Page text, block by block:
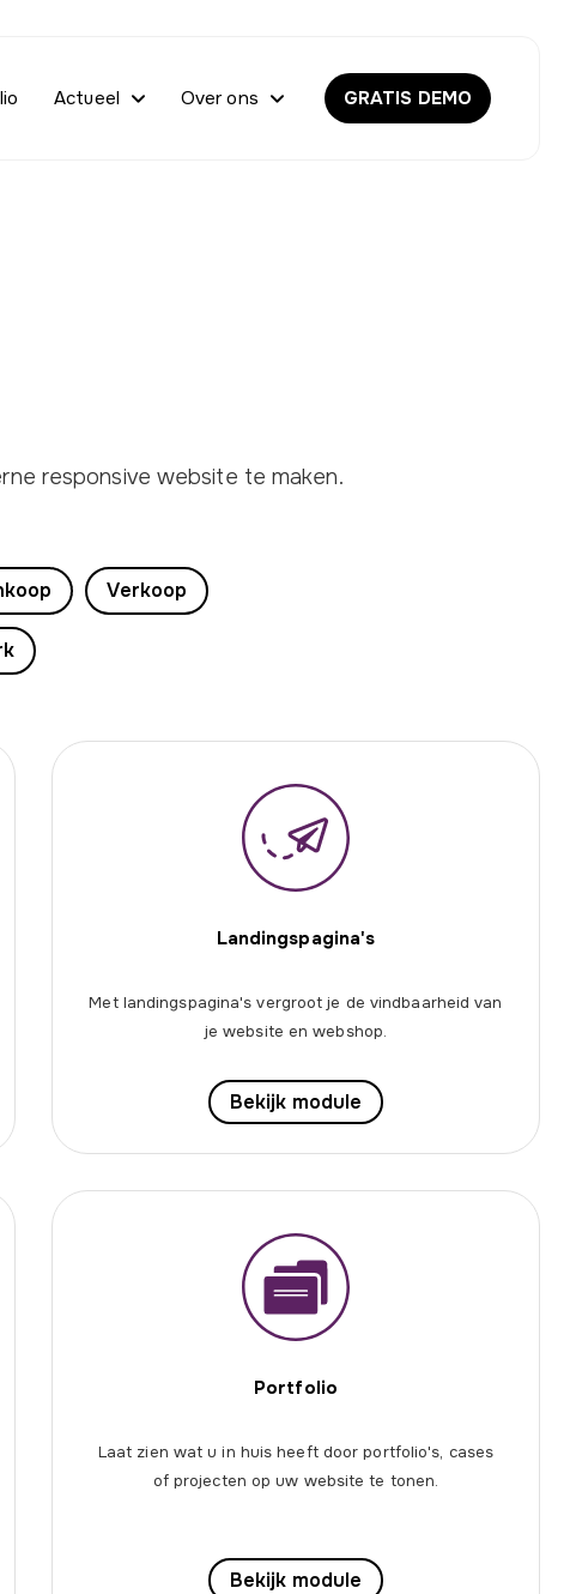
Actueel Over ons GRATIS DEMO
responsive website te maken.
Verkoop
Landingspagina's
Met landingspagina's vergroot je de vindbaarheid van
je website en webshop.
Bekijk module
Portfolio
Laat zien wat u in huis heeft door portfolio's, cases
of projecten op uw website te tonen.
Bekijk module